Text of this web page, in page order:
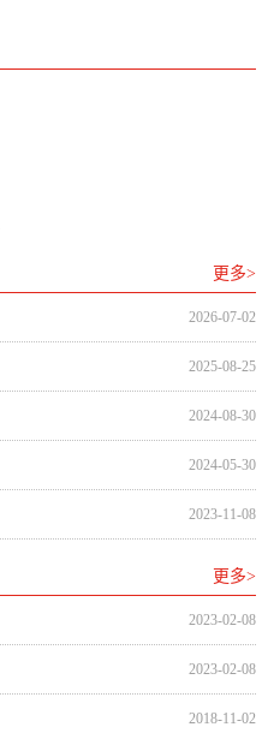
更多>
2026-07-02
2025-08-25
2024-08-30
2024-05-30
2023-11-08
更多>
2023-02-08
2023-02-08
2018-11-02